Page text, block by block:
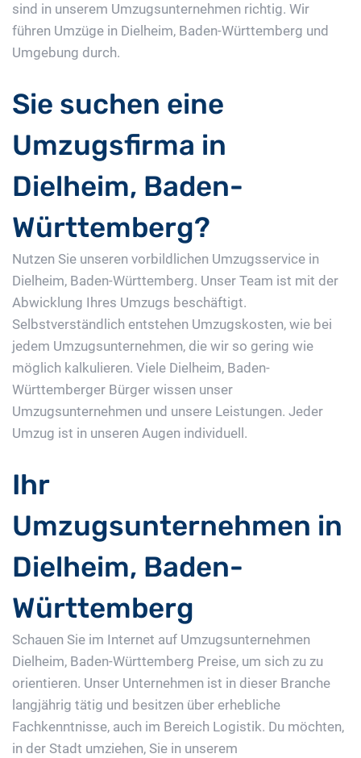
sind in unserem Umzugsunternehmen richtig. Wir
führen Umzüge in Dielheim, Baden-Württemberg und
Umgebung durch.
Sie suchen eine
Umzugsfirma in
Dielheim, Baden-
Württemberg?
Nutzen Sie unseren vorbildlichen Umzugsservice in
Dielheim, Baden-Württemberg. Unser Team ist mit der
Abwicklung Ihres Umzugs beschäftigt.
Selbstverständlich entstehen Umzugskosten, wie bei
jedem Umzugsunternehmen, die wir so gering wie
möglich kalkulieren. Viele Dielheim, Baden-
Württemberger Bürger wissen unser
Umzugsunternehmen und unsere Leistungen. Jeder
Umzug ist in unseren Augen individuell.
Ihr
Umzugsunternehmen in
Dielheim, Baden-
Württemberg
Schauen Sie im Internet auf Umzugsunternehmen
Dielheim, Baden-Württemberg Preise, um sich zu zu
orientieren. Unser Unternehmen ist in dieser Branche
langjährig tätig und besitzen über erhebliche
Fachkenntnisse, auch im Bereich Logistik. Du möchten,
in der Stadt umziehen, Sie in unserem